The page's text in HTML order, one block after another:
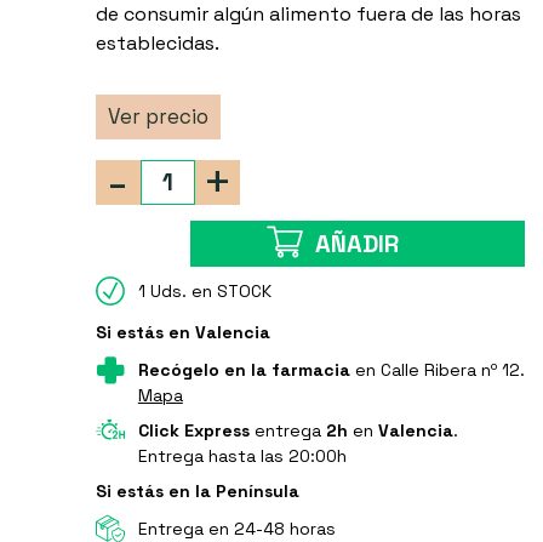
de consumir algún alimento fuera de las horas
establecidas.
Ver precio
+
-
AÑADIR
1 Uds. en STOCK
Si estás en Valencia
Recógelo en la farmaciaen Calle Ribera nº 12.
Mapa
Click Expressentrega 2h en Valencia.
Entrega hasta las 20:00h
Si estás en la Península
Entrega en 24-48 horas